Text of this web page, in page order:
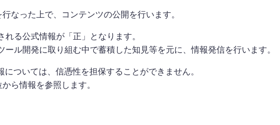
なった上で、コンテンツの公開を行います。
る公式情報が「正」となります。
ル開発に取り組む中で蓄積した知見等を元に、情報発信を行います。
ついては、信憑性を担保することができません。
ら情報を参照します。